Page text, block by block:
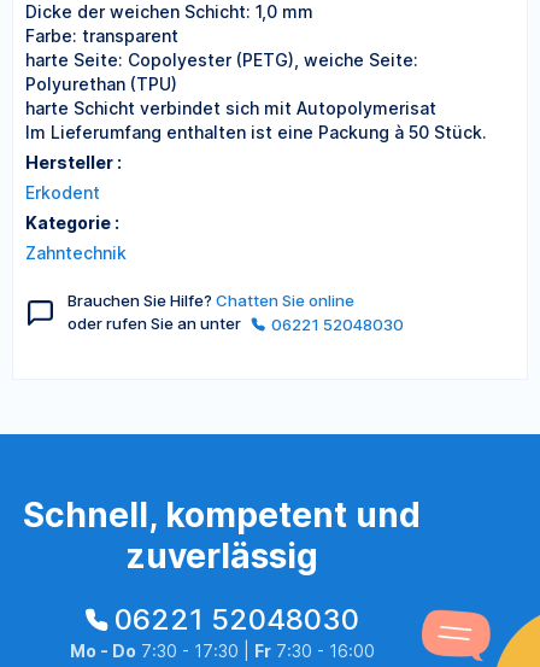
Dicke der weichen Schicht: 1,0 mm
Farbe: transparent
harte Seite: Copolyester (PETG), weiche Seite:
Polyurethan (TPU)
harte Schicht verbindet sich mit Autopolymerisat
Im Lieferumfang enthalten ist eine Packung à 50 Stück.
Hersteller :
Erkodent
Kategorie :
Zahntechnik
Brauchen Sie Hilfe? Chatten Sie online
oder rufen Sie an unter
06221 52048030
Schnell, kompetent und
zuverlässig
06221 52048030
Mo - Do 7:30 - 17:30 | Fr7:30 - 16:00